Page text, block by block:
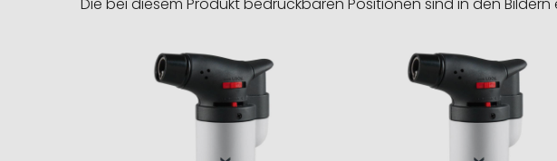
Die bei diesem Produkt bedruckbaren Positionen sind in den